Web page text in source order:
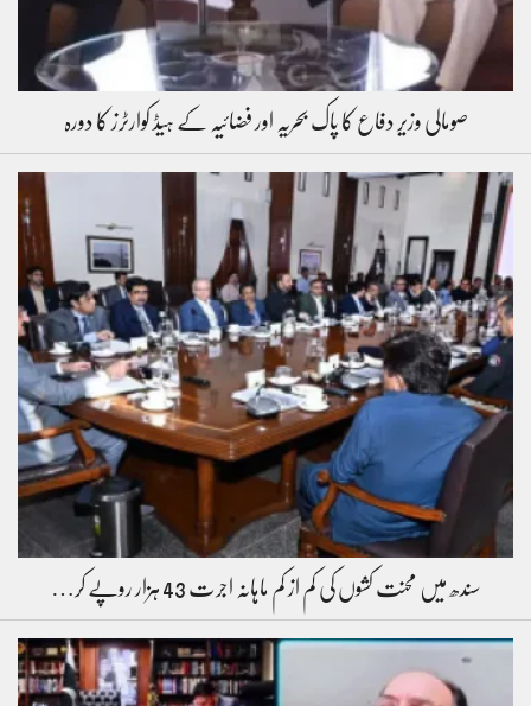
صومالی وزیر دفاع کا پاک بحریہ اور فضائیہ کے ہیڈ کوارٹرز کا دورہ
سندھ میں محنت کشوں کی کم از کم ماہانہ اجرت 43 ہزار روپے کر…